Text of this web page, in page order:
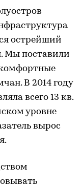
острейший
Мы поставили
комфортные
В 2014 году
всего 13 кв.
уровне
вырос